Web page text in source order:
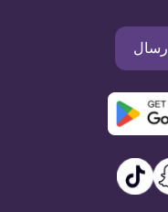
إرسال